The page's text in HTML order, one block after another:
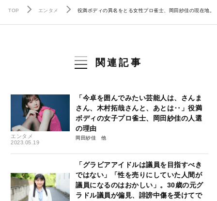
TOP エンタメ 役満ボディの異名をとる女性プロ雀士、岡田紗佳の現在地
関連記事
エンタメ
2023.05.19
「今卓を囲んでみたい芸能人は、さんま
さん、木村拓哉さんと、あとは‥」役満
ボディの女子プロ雀士、岡田紗佳の人選
の理由
岡田紗佳
「グラビアアイドルは議員を目指すべき
ではない」「性を売りにしていた人間が
議員になるのはおかしい」。30歳の元グ
ラドル議員が偏見、誹謗中傷を受けてで